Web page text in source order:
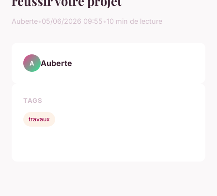
Auberte•05/06/2026 09:55•10 min de lecture
A Auberte
TAGS
travaux